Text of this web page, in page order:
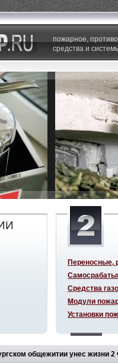
общежитии унес жизни 2
пожарное,
средства и
Переносные,
Средства
Модули
Установки